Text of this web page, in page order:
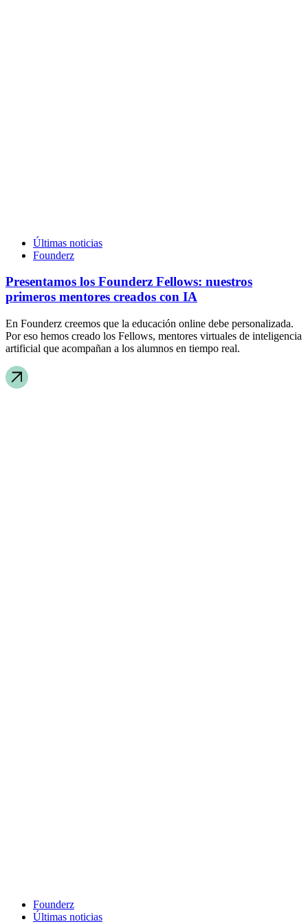
Últimas noticias
Founderz
Presentamos los Founderz Fellows: nuestros
primeros mentores creados con IA
En Founderz creemos que la educación online debe personalizada.
Por eso hemos creado los Fellows, mentores virtuales de inteligencia
artificial que acompañan a los alumnos en tiempo real.
Founderz
Últimas noticias